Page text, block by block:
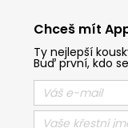
Chceš mít
Ty nejlepší
Buď první, kdo